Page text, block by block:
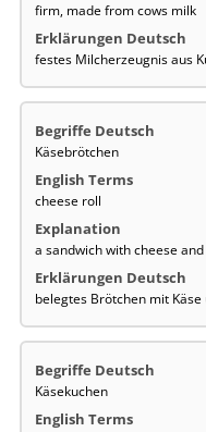
firm, made from cows milk
festes Milcherzeugnis aus
Käsebrötchen
cheese roll
a sandwich with cheese
belegtes Brötchen mit Käse
Käsekuchen